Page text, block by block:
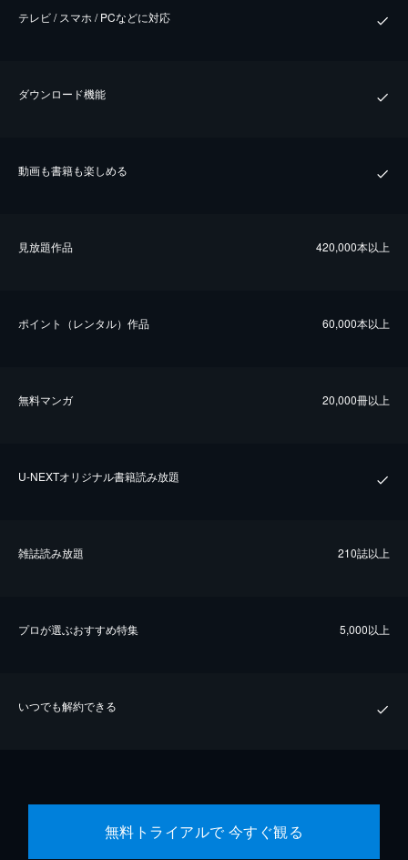
テレビ / スマホ / PCなどに対応
ダウンロード機能
動画も書籍も楽しめる
⾒放題作品 420,000本以上
ポイント（レンタル）作品 60,000本以上
無料マンガ 20,000冊以上
U-NEXTオリジナル書籍読み放題
雑誌読み放題 210誌以上
プロが選ぶおすすめ特集 5,000以上
いつでも解約できる
無料トライアルで 今すぐ観る